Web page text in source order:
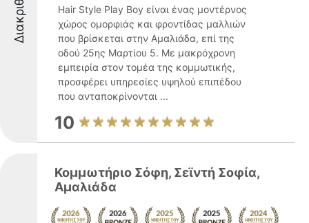
Hair Style Play Boy είναι ένας μοντέρνος
χώρος ομορφιάς και φροντίδας μαλλιών
που βρίσκεται στην Αμαλιάδα, επί της
οδού 25ης Μαρτίου 5. Με μακρόχρονη
εμπειρία στον τομέα της κομμωτικής,
προσφέρει υπηρεσίες υψηλού επιπέδου
που ανταποκρίνονται ...
10
Κομμωτήριο Σόφη, Σεϊντή Σοφία,
Αμαλιάδα